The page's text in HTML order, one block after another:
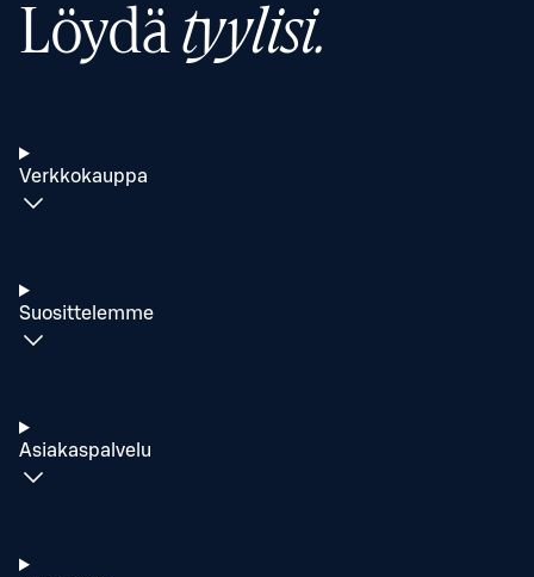
Löydätyylisi.
Verkkokauppa
Suosittelemme
Asiakaspalvelu